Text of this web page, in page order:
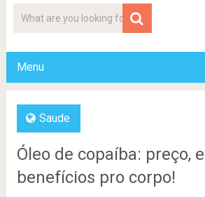
Menu
Saude
Óleo de copaíba: preço,
benefícios pro corpo!